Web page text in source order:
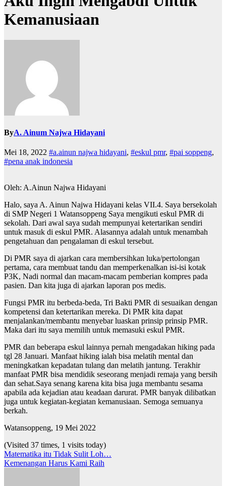
Kemanusiaan
ByA. Ainum Najwa Hidayani
Mei 18, 2022 #a.ainun najwa hidayani, #eskul pmr, #pai soppeng,
#pena anak indonesia
Oleh: A.Ainun Najwa Hidayani
Halo, saya A. Ainun Najwa Hidayani kelas VII.4. Saya bersekolah
di SMP Negeri 1 Watansoppeng Saya mengikuti eskul PMR di
sekolah. Dari awal saya sudah mempunyai ketertarikan sendiri
untuk masuk di eskul PMR. Alasannya adalah untuk menambah
pengetahuan dan pengalaman di eskul tersebut.
Di PMR saya di ajarkan cara membersihkan luka/pertolongan
pertama, cara membuat tandu dan memperkenalkan isi-isi kotak
P3K, Nadi normal dan macam-macam pemberian kompres pada
pasien. Dan kita juga di ajarkan laporan pos medis.
Fungsi PMR itu berbeda-beda, Tri Bakti PMR di sesuaikan dengan
kompetensi dan ketertarikan mereka. Di PMR kita dapat
menjalankan/membantu menyebar luaskan prinsip prinsip PMR.
Maka dari itu saya memilih untuk memasuki eskul PMR.
PMR dan beberapa eskul lainnya pernah mengadakan hiking pada
tgl 28 Januari. Manfaat hiking ialah bisa melatih mental dan
meningkatkan kepadatan tulang dan melatih jantung. Terakhir
manfaat PMR bisa mendidik seseorang menjadi remaja yang bersih
dan sehat.Saya senang karena kita bisa juga membantu sesama
apabila ada kejadian atau keadaan darurat. PMR banyak dilibatkan
juga untuk kegiatan-kegiatan kemanusiaan. Semoga semuanya
berkah.
Watansoppeng, 19 Mei 2022
(Visited 37 times, 1 visits today)
Navigasi
pos
Matematika itu Tidak Sulit Loh…
Kemenangan Harus Kami Raih